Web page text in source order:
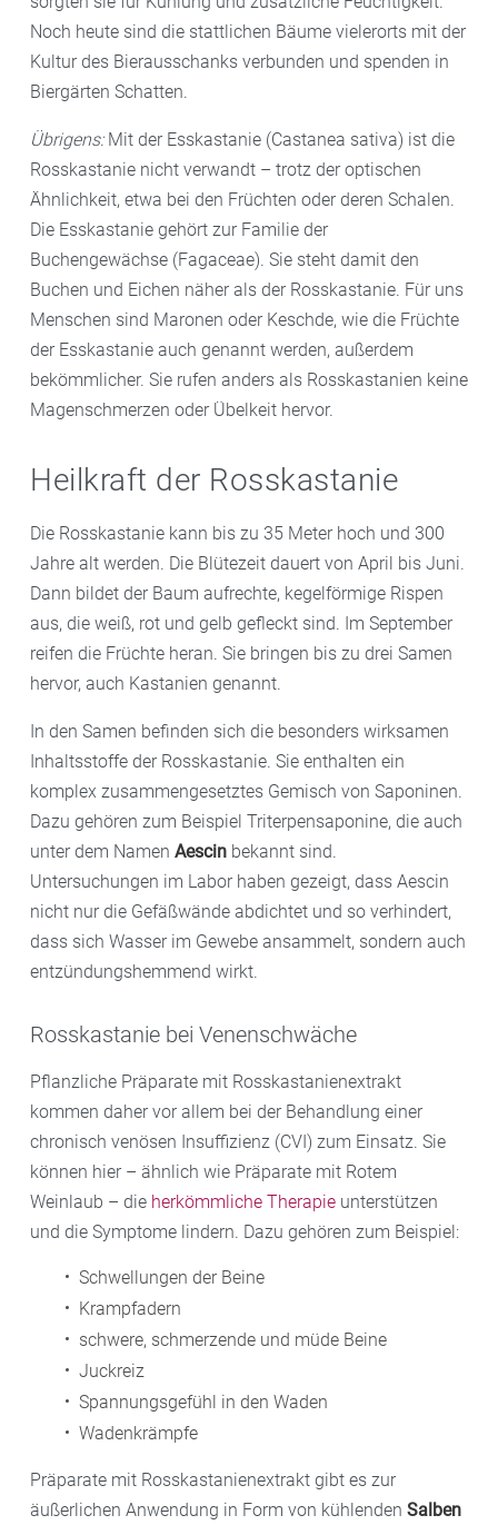
Noch heute sind die stattlichen Bäume vielerorts mit der
Kultur des Bierausschanks verbunden und spenden in
Biergärten Schatten.
Übrigens: Mit der Esskastanie (Castanea sativa) ist die
Rosskastanie nicht verwandt – trotz der optischen
Ähnlichkeit, etwa bei den Früchten oder deren Schalen.
Die Esskastanie gehört zur Familie der
Buchengewächse (Fagaceae). Sie steht damit den
Buchen und Eichen näher als der Rosskastanie. Für uns
Menschen sind Maronen oder Keschde, wie die Früchte
der Esskastanie auch genannt werden, außerdem
bekömmlicher. Sie rufen anders als Rosskastanien keine
Magenschmerzen oder Übelkeit hervor.
Heilkraft der Rosskastanie
Die Rosskastanie kann bis zu 35 Meter hoch und 300
Jahre alt werden. Die Blütezeit dauert von April bis Juni.
Dann bildet der Baum aufrechte, kegelförmige Rispen
aus, die weiß, rot und gelb gefleckt sind. Im September
reifen die Früchte heran. Sie bringen bis zu drei Samen
hervor, auch Kastanien genannt.
In den Samen befinden sich die besonders wirksamen
Inhaltsstoffe der Rosskastanie. Sie enthalten ein
komplex zusammengesetztes Gemisch von Saponinen.
Dazu gehören zum Beispiel Triterpensaponine, die auch
unter dem Namen Aescin bekannt sind.
Untersuchungen im Labor haben gezeigt, dass Aescin
nicht nur die Gefäßwände abdichtet und so verhindert,
dass sich Wasser im Gewebe ansammelt, sondern auch
entzündungshemmend wirkt.
Rosskastanie bei Venenschwäche
Pflanzliche Präparate mit Rosskastanienextrakt
kommen daher vor allem bei der Behandlung einer
chronisch venösen Insuffizienz (CVI) zum Einsatz. Sie
können hier – ähnlich wie Präparate mit Rotem
Weinlaub – die herkömmliche Therapie unterstützen
und die Symptome lindern. Dazu gehören zum Beispiel:
Schwellungen der Beine
Krampfadern
schwere, schmerzende und müde Beine
Juckreiz
Spannungsgefühl in den Waden
Wadenkrämpfe
Präparate mit Rosskastanienextrakt gibt es zur
äußerlichen Anwendung in Form von kühlenden Salben